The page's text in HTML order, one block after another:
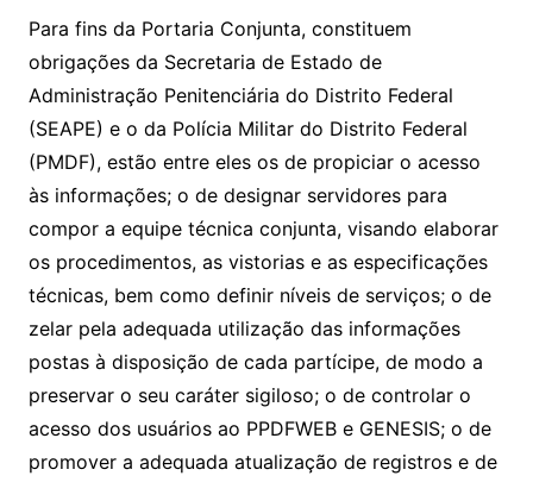
Para fins da Portaria Conjunta, constituem
obrigações da Secretaria de Estado de
Administração Penitenciária do Distrito Federal
(SEAPE) e o da Polícia Militar do Distrito Federal
(PMDF), estão entre eles os de propiciar o acesso
às informações; o de designar servidores para
compor a equipe técnica conjunta, visando elaborar
os procedimentos, as vistorias e as especificações
técnicas, bem como definir níveis de serviços; o de
zelar pela adequada utilização das informações
postas à disposição de cada partícipe, de modo a
preservar o seu caráter sigiloso; o de controlar o
acesso dos usuários ao PPDFWEB e GENESIS; o de
promover a adequada atualização de registros e de